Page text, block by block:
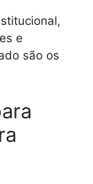
e
são os